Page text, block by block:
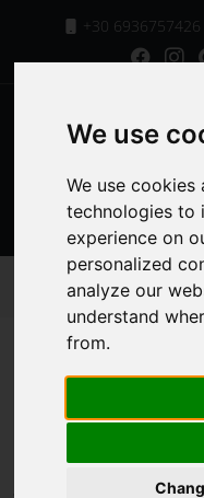
+30 6936757426
Page d'Accueil
Barbecue et four à
bois
We use
We use
technologies to
experience on
personalized
analyze our
understand
from.